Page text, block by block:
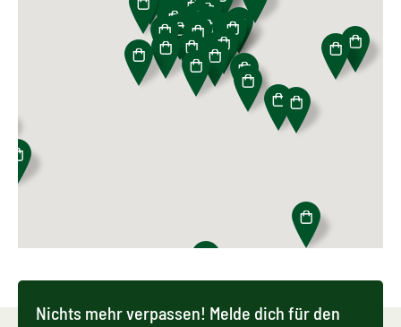
Nichts mehr verpassen! Melde dich für den